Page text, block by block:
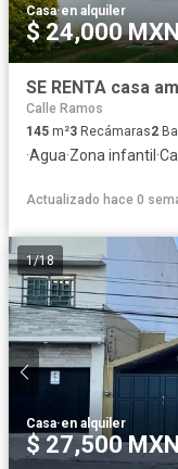
Casa·en alquiler
$ 24,000
SE RENTA casa
Calle Ramos
145 m²3 Recámaras2
·Agua·Zona infantil ·
Actualizado hace 0
1/18
Casa·en alquiler
$ 27,500